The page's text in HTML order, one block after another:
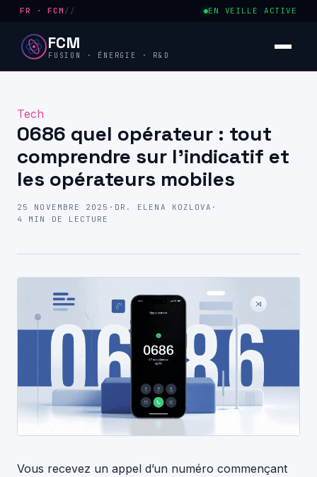
FR · FCM // EN VEILLE ACTIVE
FCM
FUSION · ÉNERGIE · R&D
Tech
0686 quel opérateur : tout
comprendre sur l’indicatif et
les opérateurs mobiles
25 NOVEMBRE 2025 · DR. ELENA KOZLOVA ·
4 MIN DE LECTURE
Vous recevez un appel d’un numéro commençant